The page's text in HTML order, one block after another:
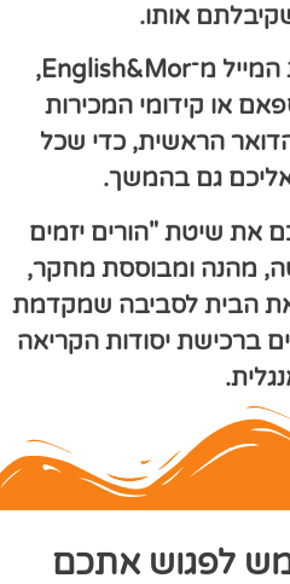
אותו.
המייל מ־English&Mor
,
או קידומי המכירות
הראשית, כדי שכל
אליכם גם בהמשך.
את שיטת "הורים יזמים
מהנה ומבוססת מחקר,
את הבית לסביבה שמקדמת
ברכישת יסודות הקריאה
לפגוש אתכם